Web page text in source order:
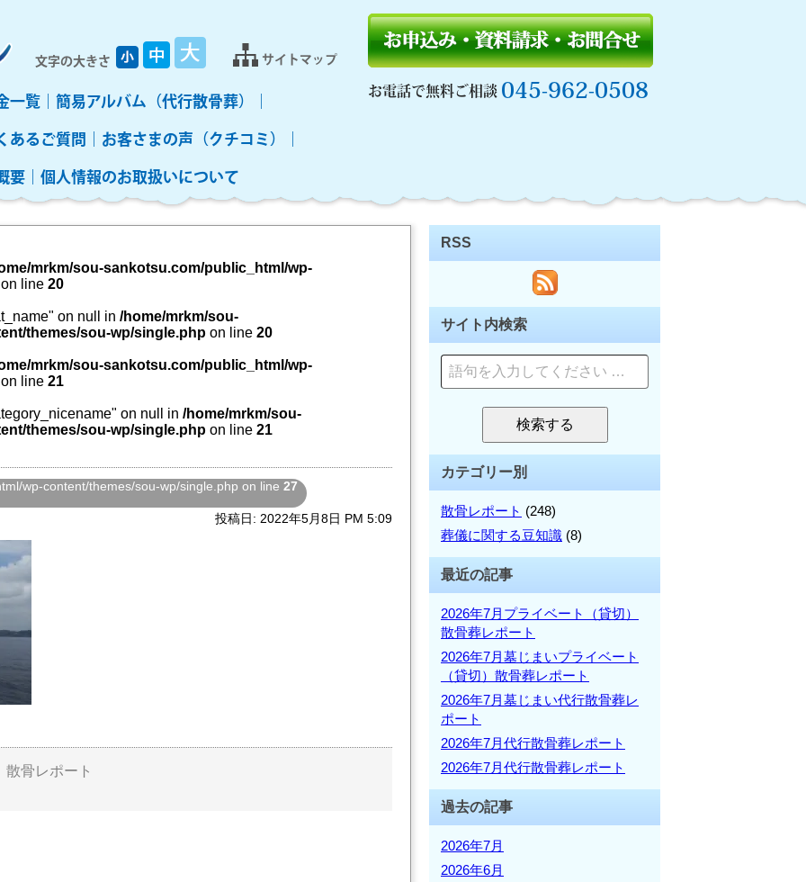
文字の大きさ サイトマップ
一覧
簡易アルバム（代行散骨葬）
あるご質問
お客さまの声（クチコミ）
要 個人情報のお取扱いについて
お電話で無料ご相談 045-962-0508
mrkm/sou-sankotsu.com/public_html/wp-
on line 20
on null in /home/mrkm/sou-
themes/sou-wp/single.php on line 20
mrkm/sou-sankotsu.com/public_html/wp-
on line 21
on null in /home/mrkm/sou-
themes/sou-wp/single.php on line 21
wp-content/themes/sou-wp/single.php on line 27
投稿日: 2022年5月8日 PM 5:09
骨レポート
RSS
サイト内検索
ペ
ー
索:
検索する
索
カテゴリー別
散骨レポート (248)
葬儀に関する豆知識 (8)
最近の記事
2026年7月プライベート（貸切）
散骨葬レポート
2026年7月墓じまいプライベート
（貸切）散骨葬レポート
2026年7月墓じまい代行散骨葬レ
ポート
2026年7月代行散骨葬レポート
2026年7月代行散骨葬レポート
過去の記事
2026年7月
2026年6月